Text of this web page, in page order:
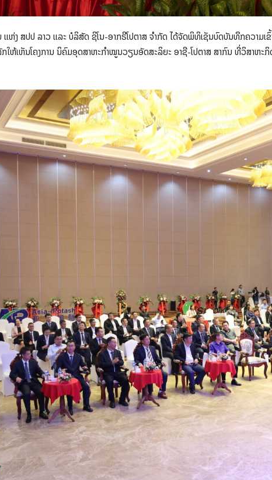
ງ ສປປ ລາວ ແລະ ບໍລິສັດ ຊິໂນ-ອາກຣີໂປຕາສ ຈໍາກັດ ໄດ້ຈັດພິທິເຊັນບົດບັນທຶກຄວາມເ
ກໃຫ້ເຫັນໂຄງການ ນິຄົມອຸດສາຫະກໍາໝູນວຽນອັດສະລິຍະ ອາຊີ-ໂປຕາສ ສາກົນ ທີ່ວິສາຫະກິ